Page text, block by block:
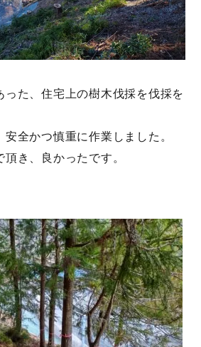
った、住宅上の樹木伐採を伐採を
全かつ慎重に作業しました。
き、良かったです。